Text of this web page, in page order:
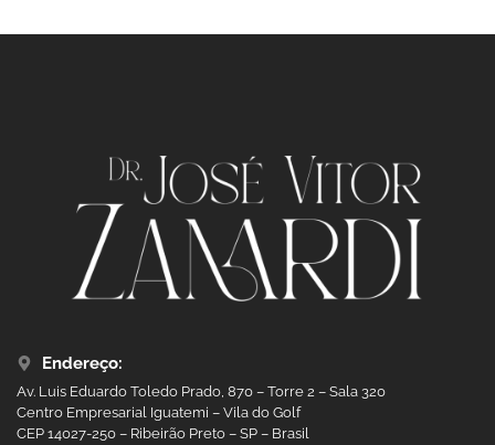
Endereço:
Av. Luis Eduardo Toledo Prado, 870 – Torre 2 – Sala 320
Centro Empresarial Iguatemi – Vila do Golf
CEP 14027-250 – Ribeirão Preto – SP – Brasil